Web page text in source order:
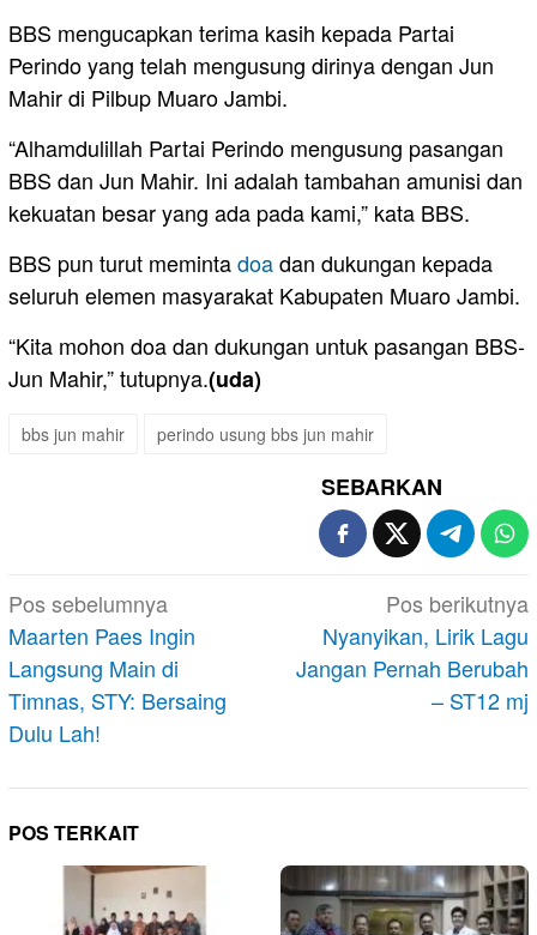
BBS mengucapkan terima kasih kepada Partai
Perindo yang telah mengusung dirinya dengan Jun
Mahir di Pilbup Muaro Jambi.
“Alhamdulillah Partai Perindo mengusung pasangan
BBS dan Jun Mahir. Ini adalah tambahan amunisi dan
kekuatan besar yang ada pada kami,” kata BBS.
BBS pun turut memintadoadan dukungan kepada
seluruh elemen masyarakat Kabupaten Muaro Jambi.
“Kita mohon doa dan dukungan untuk pasangan BBS-
Jun Mahir,” tutupnya.(uda)
bbs jun mahir perindo usung bbs jun mahir
SEBARKAN
Navigasi
pos
Pos sebelumnya
Maarten Paes Ingin
Langsung Main di
Timnas, STY: Bersaing
Dulu Lah!
Pos berikutnya
Nyanyikan, Lirik Lagu
Jangan Pernah Berubah
– ST12 mj
POS TERKAIT